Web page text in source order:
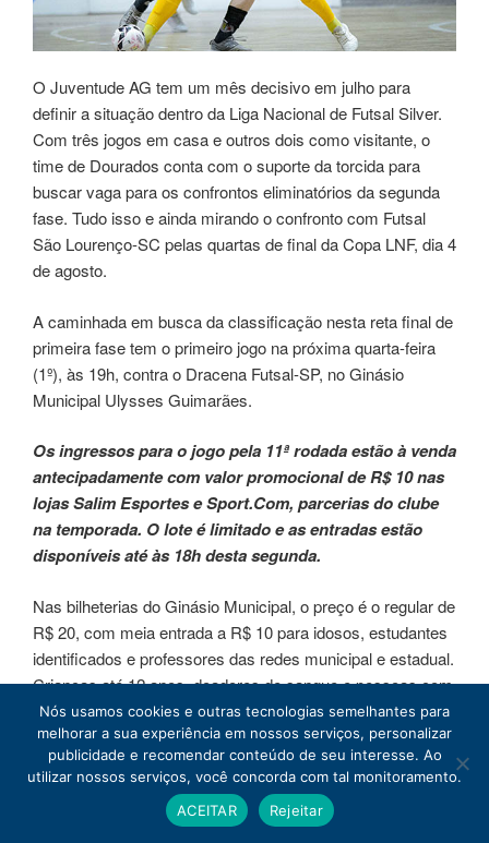
O Juventude AG tem um mês decisivo em julho para
definir a situação dentro da Liga Nacional de Futsal Silver.
Com três jogos em casa e outros dois como visitante, o
time de Dourados conta com o suporte da torcida para
buscar vaga para os confrontos eliminatórios da segunda
fase. Tudo isso e ainda mirando o confronto com Futsal
São Lourenço-SC pelas quartas de final da Copa LNF, dia 4
de agosto.
A caminhada em busca da classificação nesta reta final de
primeira fase tem o primeiro jogo na próxima quarta-feira
(1º), às 19h, contra o Dracena Futsal-SP, no Ginásio
Municipal Ulysses Guimarães.
Os ingressos para o jogo pela 11ª rodada estão à venda
antecipadamente com valor promocional de R$ 10 nas
lojas Salim Esportes e Sport.Com, parcerias do clube
na temporada. O lote é limitado e as entradas estão
disponíveis até às 18h desta segunda.
Nas bilheterias do Ginásio Municipal, o preço é o regular de
R$ 20, com meia entrada a R$ 10 para idosos, estudantes
identificados e professores das redes municipal e estadual.
Crianças até 12 anos, doadores de sangue e pessoas com
deficiência (PcD) não pagam.
Depois o JAG enfrenta o Futsal São Lourenço, no interior
de Santa Catarina, dia 5, sábado. A volta para Dourados
acontece no dia 11, sábado, às 16h, contra o Chopinzinho
Nós usamos cookies e outras tecnologias semelhantes para
melhorar a sua experiência em nossos serviços, personalizar
publicidade e recomendar conteúdo de seu interesse. Ao
utilizar nossos serviços, você concorda com tal monitoramento.
ACEITAR
Rejeitar